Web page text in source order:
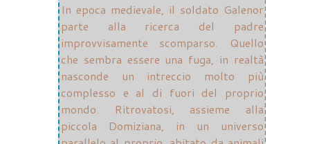
In epoca medievale, il soldato Galenor
parte alla ricerca del padre
improvvisamente scomparso. Quello
che sembra essere una fuga, in realtà
nasconde un intreccio molto più
complesso e al di fuori del proprio
mondo. Ritrovatosi, assieme alla
piccola Domiziana, in un universo